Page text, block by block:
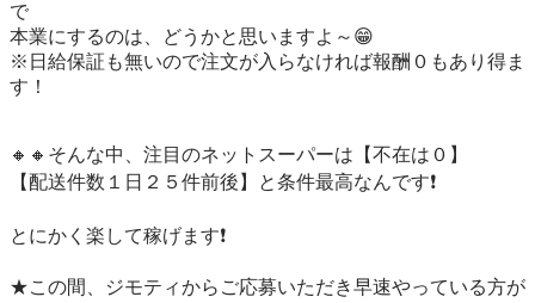
で
本業にするのは、どうかと思いますよ～😁
※日給保証も無いので注文が入らなければ報酬０もあり得ま
す！
🔸🔸そんな中、注目のネットスーパーは【不在は０】
【配送件数１日２５件前後】と条件最高なんです❗️
とにかく楽して稼げます❗️
★この間、ジモティからご応募いただき早速やっている方が